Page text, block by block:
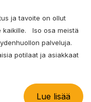
ja tavoite on ollut
kaikille. Iso osa meistä
palveluja.
potilaat ja asiakkaat
Lue lisää